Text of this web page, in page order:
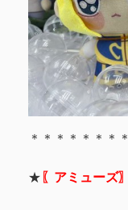
＊＊＊＊＊＊＊
★ 〖アミューズ